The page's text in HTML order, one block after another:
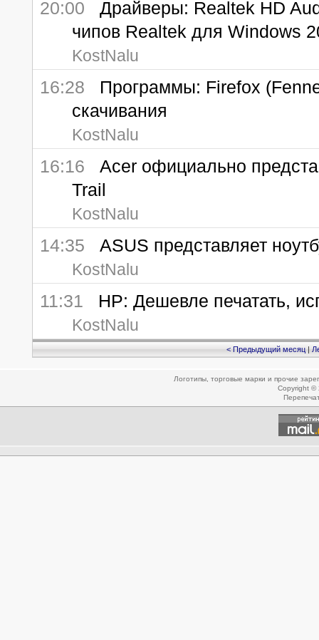
20:00 Драйверы: Realtek HD
чипов Realtek для Windows
KostNalu
16:28 Программы: Firefox
скачивания
KostNalu
16:16 Acer официально
Trail
KostNalu
14:35 ASUS представляет
KostNalu
11:31 HP: Дешевле печатать,
KostNalu
< Предыдущий месяц|
Логотипы, торговые марки и прочие
Copyright ©